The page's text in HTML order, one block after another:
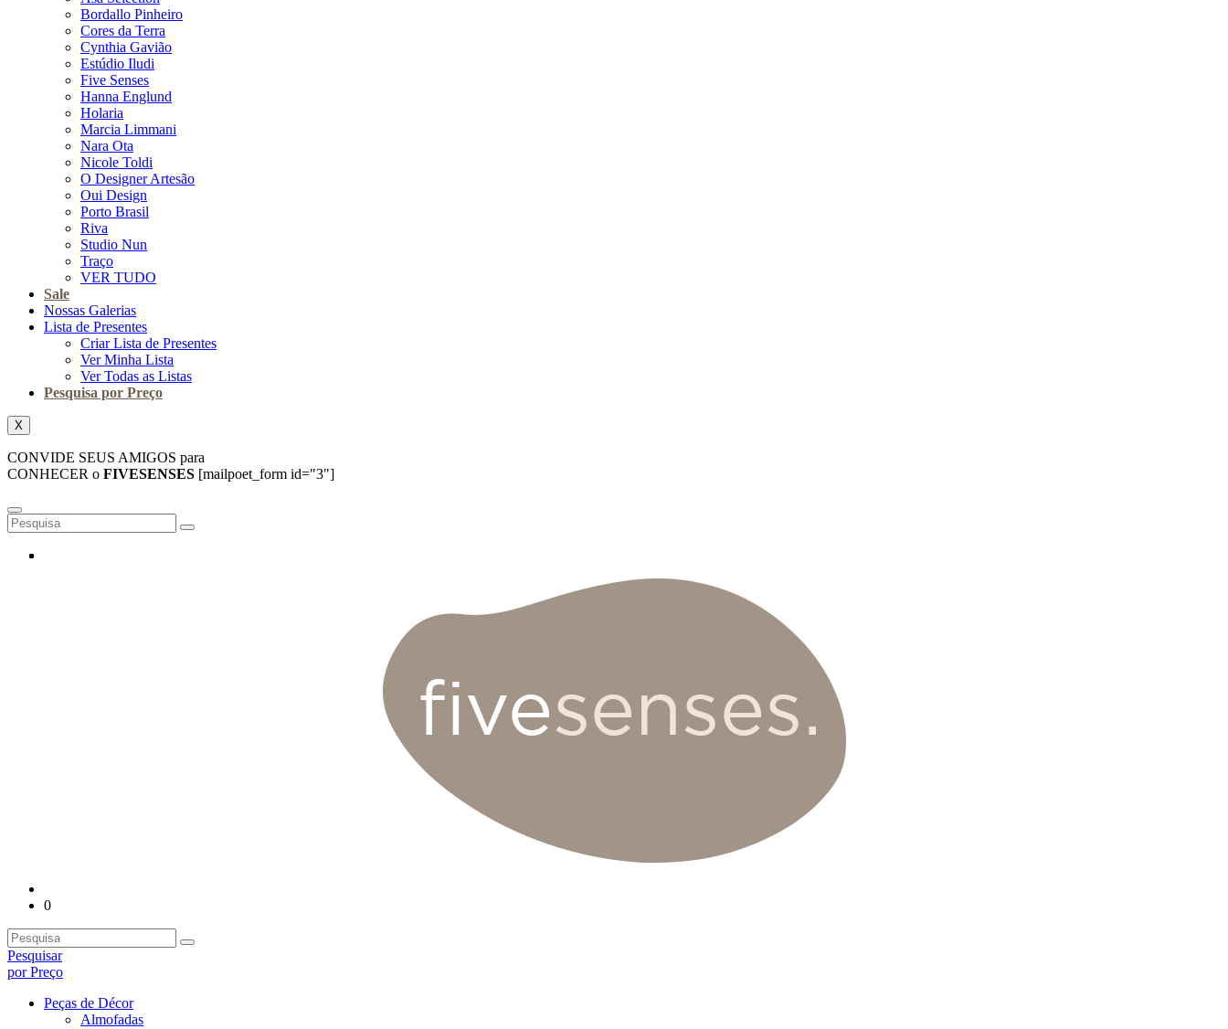
Bordallo Pinheiro
Cores da Terra
Cynthia Gavião
Estúdio Iludi
Five Senses
Hanna Englund
Holaria
Marcia Limmani
Nara Ota
Nicole Toldi
O Designer Artesão
Oui Design
Porto Brasil
Riva
Studio Nun
Traço
VER TUDO
Sale
Nossas Galerias
Lista de Presentes
Criar Lista de Presentes
Ver Minha Lista
Ver Todas as Listas
Pesquisa por Preço
X
CONVIDE SEUS AMIGOS para
CONHECER o FIVESENSES [mailpoet_form id="3"]
0
Pesquisar
por Preço
Peças de Décor
Almofadas